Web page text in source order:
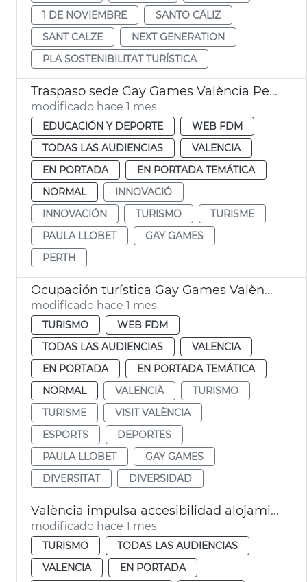
1 DE NOVIEMBRE
SANTO CÁLIZ
SANT CALZE
NEXT GENERATION
PLA SOSTENIBILITAT TURÍSTICA
Traspaso sede Gay Games València Perth
modificado hace 1 mes
EDUCACIÓN Y DEPORTE
WEB FDM
TODAS LAS AUDIENCIAS
VALENCIA
EN PORTADA
EN PORTADA TEMÁTICA
NORMAL
INNOVACIÓ
INNOVACIÓN
TURISMO
TURISME
PAULA LLOBET
GAY GAMES
PERTH
Ocupación turística Gay Games València 2026
modificado hace 1 mes
TURISMO
WEB FDM
TODAS LAS AUDIENCIAS
VALENCIA
EN PORTADA
EN PORTADA TEMÁTICA
NORMAL
VALENCIÀ
TURISMO
TURISME
VISIT VALÈNCIA
ESPORTS
DEPORTES
PAULA LLOBET
GAY GAMES
DIVERSITAT
DIVERSIDAD
València impulsa accesibilidad alojamientos turísticos
modificado hace 1 mes
TURISMO
TODAS LAS AUDIENCIAS
VALENCIA
EN PORTADA